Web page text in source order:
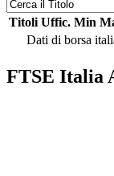
Titoli Uffic. Min
Dati di borsa
FTSE Italia